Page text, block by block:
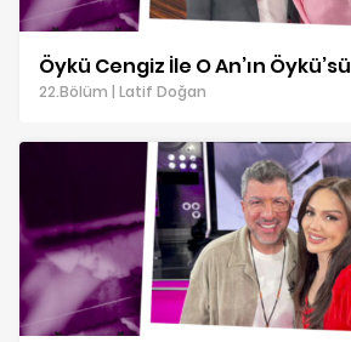
Öykü Cengiz İle O An’ın Öykü’sü
22.Bölüm | Latif Doğan